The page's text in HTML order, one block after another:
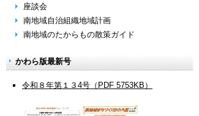
座談会
南地域自治組織地域計画
南地域のたからもの散策ガイド
かわら版最新号
令和８年第１３4号（PDF 5753KB）